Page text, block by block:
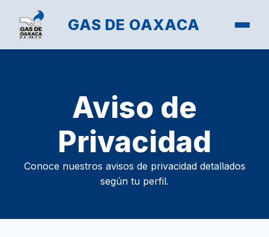
GAS DE OAXACA
Aviso de
Privacidad
Conoce nuestros avisos de privacidad detallados
según tu perfil.